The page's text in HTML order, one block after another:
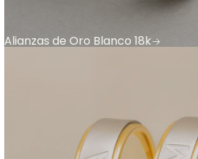
Alianzas de Oro Blanco 18k